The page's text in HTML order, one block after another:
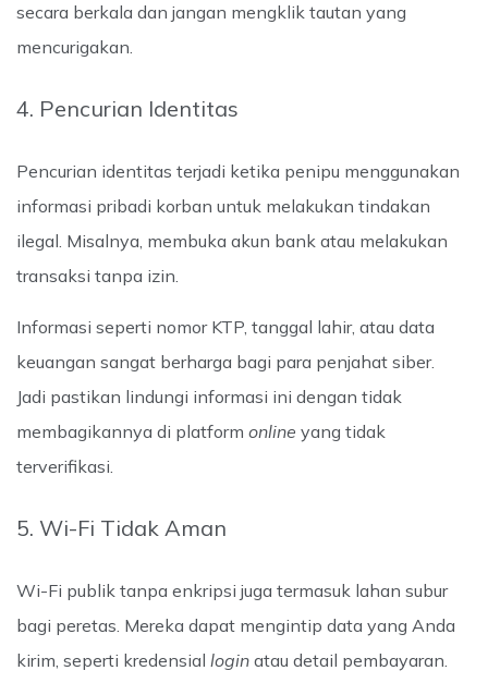
secara berkala dan jangan mengklik tautan yang
mencurigakan.
4. Pencurian Identitas
Pencurian identitas terjadi ketika penipu menggunakan
informasi pribadi korban untuk melakukan tindakan
ilegal. Misalnya, membuka akun bank atau melakukan
transaksi tanpa izin.
Informasi seperti nomor KTP, tanggal lahir, atau data
keuangan sangat berharga bagi para penjahat siber.
Jadi pastikan lindungi informasi ini dengan tidak
membagikannya di platform online yang tidak
terverifikasi.
5. Wi-Fi Tidak Aman
Wi-Fi publik tanpa enkripsi juga termasuk lahan subur
bagi peretas. Mereka dapat mengintip data yang Anda
kirim, seperti kredensial login atau detail pembayaran.